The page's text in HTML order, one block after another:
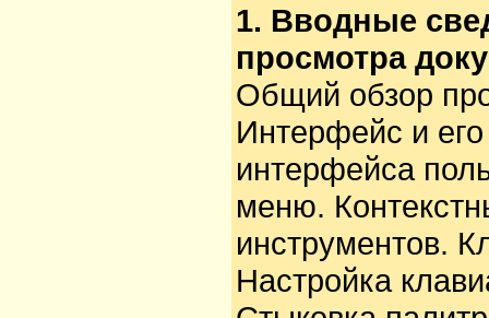
1. Вводные
просмотра
Общий обзор
Интерфейс и
интерфейса
меню.
инструментов.
Настройка